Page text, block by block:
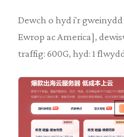
Dewch o hyd i'r
Ewrop ac America],
traffig: 600G, hyd: 1